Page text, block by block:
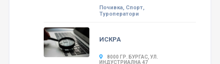
Почивка, Спорт,
Туроператори
ИСКРА
8000 ГР. БУРГАС, УЛ.
ИНДУСТРИАЛНА 47